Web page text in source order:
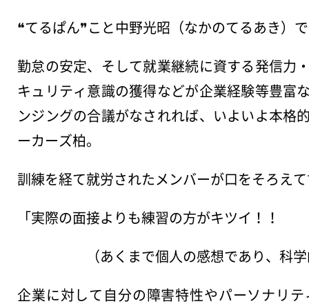
❝てるぱん❞こと中野光昭（なかのてるあき）
勤怠の安定、そして就業継続に資する発信力
キュリティ意識の獲得などが企業経験等豊富
ンジングの合議がなされれば、いよいよ本格
ーカーズ柏。
訓練を経て就労されたメンバーが口をそろえ
「実際の面接よりも練習の方がキツイ！！
（あくまで個人の感想であり、科学的
企業に対して自分の障害特性やパーソナリ